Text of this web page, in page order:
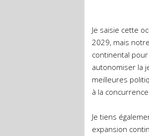
Je saisie cette
2029, mais
continental
autonomiser la
meilleures
à la
Je tiens
expansion